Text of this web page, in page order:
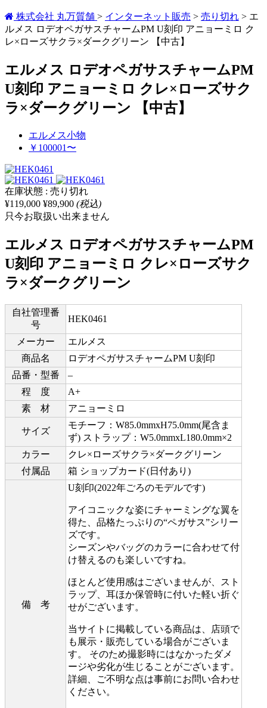
株式会社 丸万質舗 > インターネット販売 > 売り切れ > エ
ルメス ロデオペガサスチャームPM U刻印 アニョーミロ ク
レ×ローズサクラ×ダークグリーン 【中古】
エルメス ロデオペガサスチャームPM
U刻印 アニョーミロ クレ×ローズサク
ラ×ダークグリーン 【中古】
エルメス小物
￥100001〜
在庫状態 : 売り切れ
¥119,000 ¥89,900 (税込)
只今お取扱い出来ません
エルメス ロデオペガサスチャームPM
U刻印 アニョーミロ クレ×ローズサク
ラ×ダークグリーン
自社管理番
号
HEK0461
メーカー
エルメス
商品名
ロデオペガサスチャームPM U刻印
品番・型番
–
程 度
A+
素 材
アニョーミロ
サイズ
モチーフ：W85.0mmxH75.0mm(尾含ま
ず) ストラップ：W5.0mmxL180.0mm×2
カラー
クレ×ローズサクラ×ダークグリーン
付属品
箱 ショップカード(日付あり)
備 考
U刻印(2022年ごろのモデルです)
アイコニックな姿にチャーミングな翼を
得た、品格たっぷりの“ペガサス”シリー
ズです。
シーズンやバッグのカラーに合わせて付
け替えるのも楽しいですね。
ほとんど使用感はございませんが、スト
ラップ、耳ほか保管時に付いた軽い折ぐ
せがございます。
当サイトに掲載している商品は、店頭で
も展示・販売している場合がございま
す。 そのため撮影時にはなかったダメ
ージや劣化が生じることがございます。
詳細、ご不明な点は事前にお問い合わせ
ください。